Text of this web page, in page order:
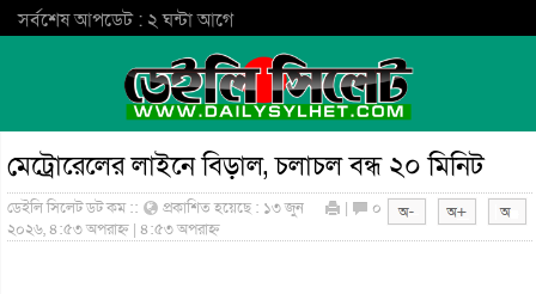
সর্বশেষ আপডেট : ২ ঘন্টা আগে
মেট্রোরেলের লাইনে বিড়াল, চলাচল বন্ধ ২০ মিনিট
ডেইলি সিলেট ডট কম ::
প্রকাশিত হয়েছে : ১৩ জুন
২০২৬, ৪:৫৩ অপরাহ্ন | ৪:৫৩ অপরাহ্ন
| ০